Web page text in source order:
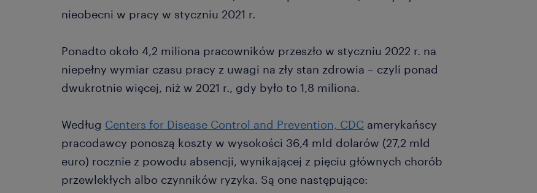
nieobecni w pracy w styczniu 2021 r.
Ponadto około 4,2 miliona pracowników przeszło w styczniu 2022 r. na
niepełny wymiar czasu pracy z uwagi na zły stan zdrowia – czyli ponad
dwukrotnie więcej, niż w 2021 r., gdy było to 1,8 miliona.
Według Centers for Disease Control and Prevention, CDC amerykańscy
pracodawcy ponoszą koszty w wysokości 36,4 mld dolarów (27,2 mld
euro) rocznie z powodu absencji, wynikającej z pięciu głównych chorób
przewlekłych albo czynników ryzyka. Są one następujące: